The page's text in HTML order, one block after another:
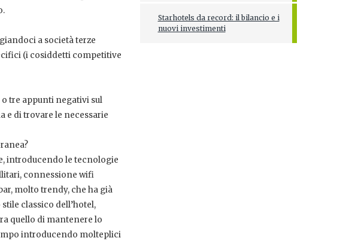
a società terze
(i cosiddetti competitive
tre appunti negativi sul
e di trovare le necessarie
introducendo le tecnologie
connessione wifi
molto trendy, che ha già
classico dell’hotel,
quello di mantenere lo
introducendo molteplici
Starhotels da record: il bilancio e i
nuovi investimenti